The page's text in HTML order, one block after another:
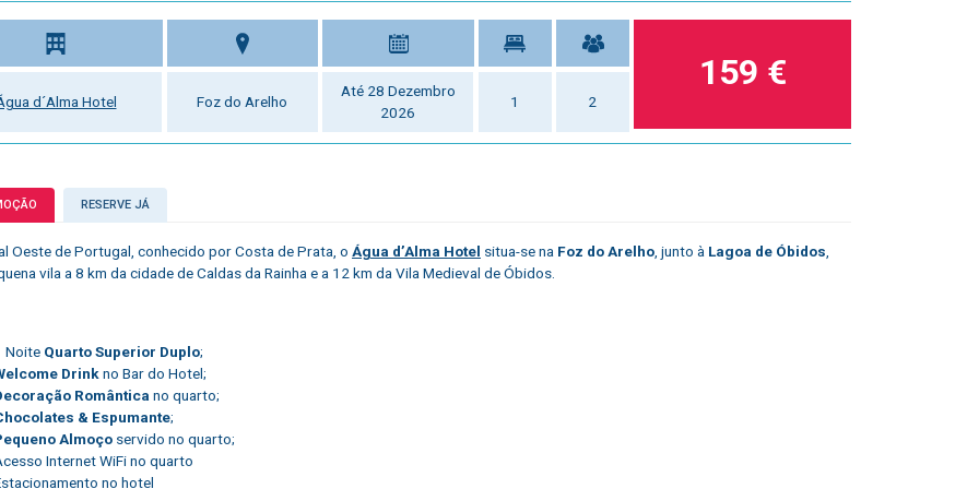
d´Alma Hotel Foz do Arelho
Até 28 Dezembro
2026
1 2
159 €
RESERVE JÁ
Oeste de Portugal, conhecido por Costa de Prata, o Água d’Alma Hotel situa-se na Foz do Arelho, junto à Lagoa de Óbidos,
vila a 8 km da cidade de Caldas da Rainha e a 12 km da Vila Medieval de Óbidos.
Noite Quarto Superior Duplo;
Drinkno Bar do Hotel;
Romântica no quarto;
& Espumante;
Almoço servido no quarto;
Internet WiFi no quarto
no hotel